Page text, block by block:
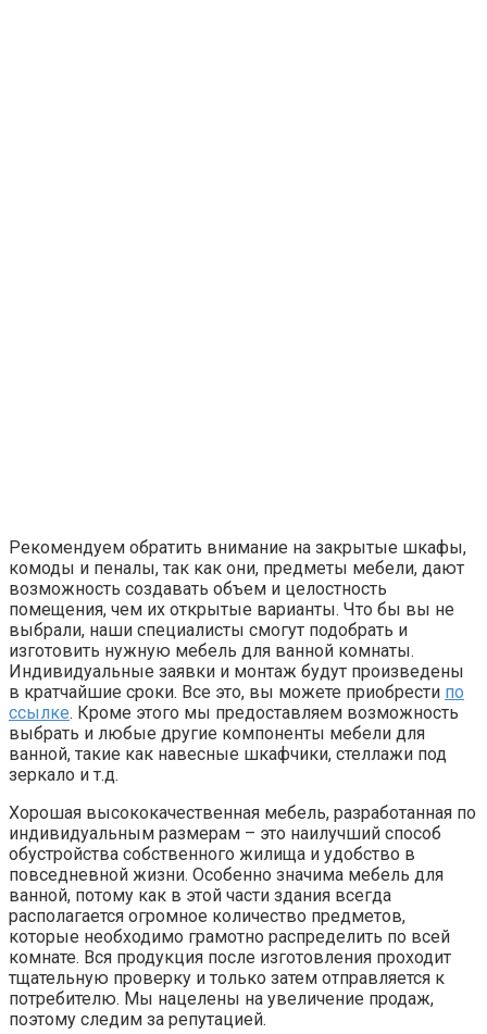
Рекомендуем обратить внимание на закрытые шкафы,
комоды и пеналы, так как они, предметы мебели, дают
возможность создавать объем и целостность
помещения, чем их открытые варианты. Что бы вы не
выбрали, наши специалисты смогут подобрать и
изготовить нужную мебель для ванной комнаты.
Индивидуальные заявки и монтаж будут произведены
в кратчайшие сроки. Все это, вы можете приобрести по
ссылке. Кроме этого мы предоставляем возможность
выбрать и любые другие компоненты мебели для
ванной, такие как навесные шкафчики, стеллажи под
зеркало и т.д.
Хорошая высококачественная мебель, разработанная по
индивидуальным размерам – это наилучший способ
обустройства собственного жилища и удобство в
повседневной жизни. Особенно значима мебель для
ванной, потому как в этой части здания всегда
располагается огромное количество предметов,
которые необходимо грамотно распределить по всей
комнате. Вся продукция после изготовления проходит
тщательную проверку и только затем отправляется к
потребителю. Мы нацелены на увеличение продаж,
поэтому следим за репутацией.